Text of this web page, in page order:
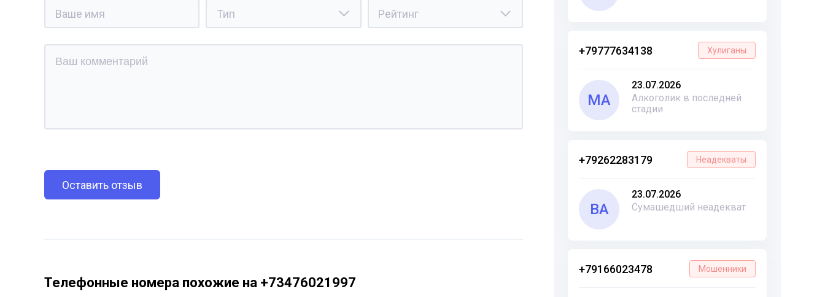
+79777634138 Хулиганы
МА
23.07.2026
Алкоголик в последней
стадии
+79262283179 Неадекваты
ВА
23.07.2026
Сумашедший неадекват
+79166023478 Мошенники
Оставить отзыв
Телефонные номера похожие на +73476021997